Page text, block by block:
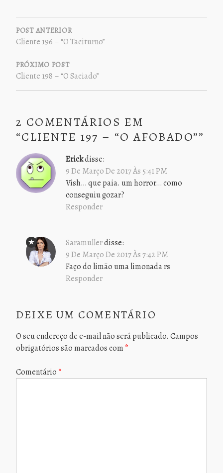
NAVEGAÇÃO
DE
POST
POST ANTERIOR
Cliente 196 – “O Taciturno”
PRÓXIMO POST
Cliente 198 – “O Saciado”
2 COMENTÁRIOS EM
“CLIENTE 197 – “O AFOBADO””
Erickdisse:
9 De Março De 2017 Às 5:41 PM
Vish… que paia. um horror… como
conseguiu gozar?
Responder
Saramullerdisse:
9 De Março De 2017 Às 7:42 PM
Faço do limão uma limonada rs
Responder
DEIXE UM COMENTÁRIO
O seu endereço de e-mail não será publicado. Campos
obrigatórios são marcados com *
Comentário *